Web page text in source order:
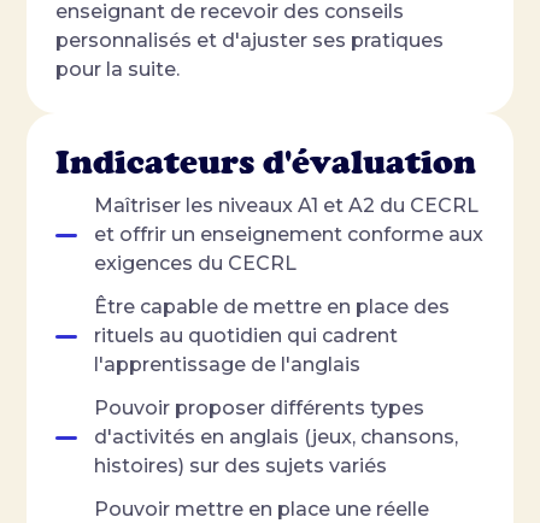
enseignant de recevoir des conseils
personnalisés et d'ajuster ses pratiques
pour la suite.
Indicateurs d'évaluation
Maîtriser les niveaux A1 et A2 du CECRL
et offrir un enseignement conforme aux
exigences du CECRL
Être capable de mettre en place des
rituels au quotidien qui cadrent
l'apprentissage de l'anglais
Pouvoir proposer différents types
d'activités en anglais (jeux, chansons,
histoires) sur des sujets variés
Pouvoir mettre en place une réelle